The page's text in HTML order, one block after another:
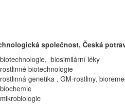
společnost, Česká
biotechnologie, biosimilární léky
rostlinné biotechnologie
rostlinná genetika , GM-
biochemie
mikrobiologie